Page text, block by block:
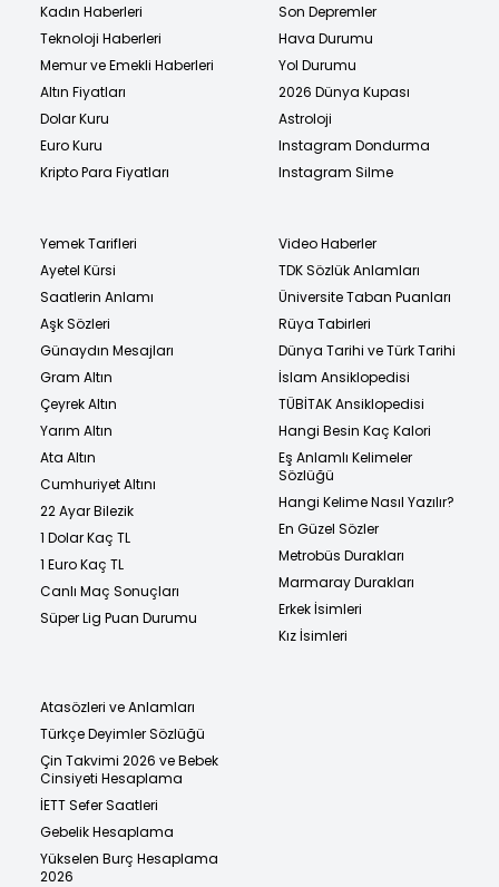
Kadın Haberleri
Teknoloji Haberleri
Memur ve Emekli Haberleri
Altın Fiyatları
Dolar Kuru
Euro Kuru
Kripto Para Fiyatları
Son Depremler
Hava Durumu
Yol Durumu
2026 Dünya Kupası
Astroloji
Instagram Dondurma
Instagram Silme
Yemek Tarifleri
Ayetel Kürsi
Saatlerin Anlamı
Aşk Sözleri
Günaydın Mesajları
Gram Altın
Çeyrek Altın
Yarım Altın
Ata Altın
Cumhuriyet Altını
22 Ayar Bilezik
1 Dolar Kaç TL
1 Euro Kaç TL
Canlı Maç Sonuçları
Süper Lig Puan Durumu
Video Haberler
TDK Sözlük Anlamları
Üniversite Taban Puanları
Rüya Tabirleri
Dünya Tarihi ve Türk Tarihi
İslam Ansiklopedisi
TÜBİTAK Ansiklopedisi
Hangi Besin Kaç Kalori
Eş Anlamlı Kelimeler
Sözlüğü
Hangi Kelime Nasıl Yazılır?
En Güzel Sözler
Metrobüs Durakları
Marmaray Durakları
Erkek İsimleri
Kız İsimleri
Atasözleri ve Anlamları
Türkçe Deyimler Sözlüğü
Çin Takvimi 2026 ve Bebek
Cinsiyeti Hesaplama
İETT Sefer Saatleri
Gebelik Hesaplama
Yükselen Burç Hesaplama
2026